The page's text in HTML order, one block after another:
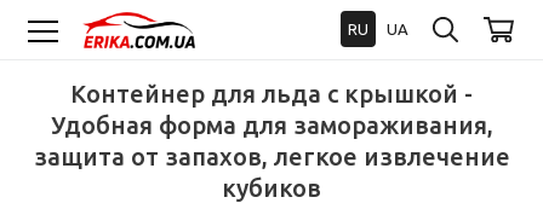
RU UA
Контейнер для льда с крышкой -
Удобная форма для замораживания,
защита от запахов, легкое извлечение
кубиков